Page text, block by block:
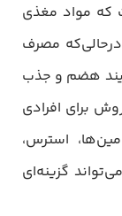
که مواد مغذی
مصرف
هضم و جذب
برای افرادی
استرس،
گزینه‌ای